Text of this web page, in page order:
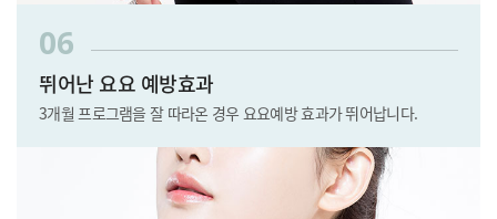
06
뛰어난 요요 예방효과
3개월 프로그램을 잘 따라온 경우 요요예방 효과가 뛰어납니다.